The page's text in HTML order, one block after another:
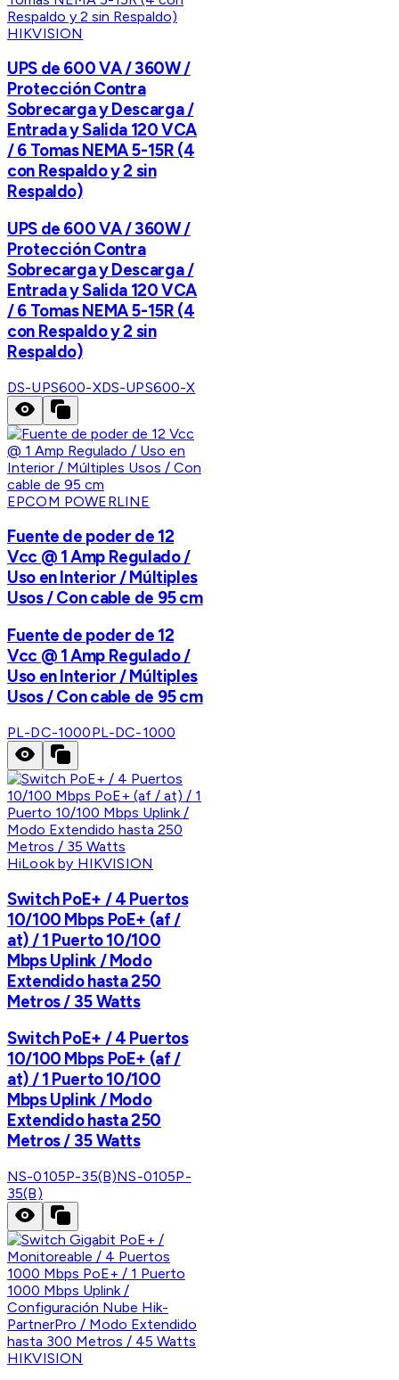
HIKVISION
UPS de 600 VA / 360W /
Protección Contra
Sobrecarga y Descarga /
Entrada y Salida 120 VCA
/ 6 Tomas NEMA 5-15R (4
con Respaldo y 2 sin
Respaldo)
UPS de 600 VA / 360W /
Protección Contra
Sobrecarga y Descarga /
Entrada y Salida 120 VCA
/ 6 Tomas NEMA 5-15R (4
con Respaldo y 2 sin
Respaldo)
DS-UPS600-XDS-UPS600-X
EPCOM POWERLINE
Fuente de poder de 12
Vcc @ 1 Amp Regulado /
Uso en Interior / Múltiples
Usos / Con cable de 95 cm
Fuente de poder de 12
Vcc @ 1 Amp Regulado /
Uso en Interior / Múltiples
Usos / Con cable de 95 cm
PL-DC-1000PL-DC-1000
HiLook by HIKVISION
Switch PoE+ / 4 Puertos
10/100 Mbps PoE+ (af /
at) / 1 Puerto 10/100
Mbps Uplink / Modo
Extendido hasta 250
Metros / 35 Watts
Switch PoE+ / 4 Puertos
10/100 Mbps PoE+ (af /
at) / 1 Puerto 10/100
Mbps Uplink / Modo
Extendido hasta 250
Metros / 35 Watts
NS-0105P-35(B)NS-0105P-
35(B)
HIKVISION